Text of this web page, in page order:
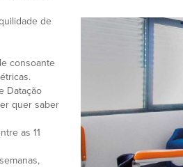
de
consoante
Datação
quer saber
as 11